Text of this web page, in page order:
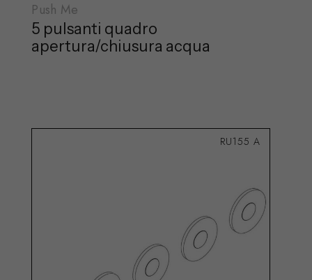
Push Me
5 pulsanti quadro
apertura/chiusura acqua
RU155 A